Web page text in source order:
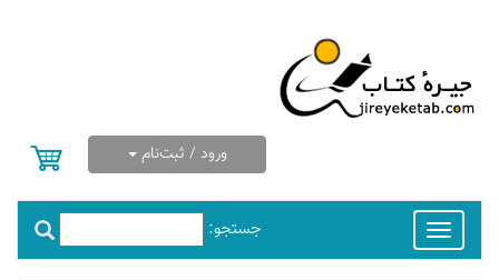
ورود / ثبت‌نام
جستجو:
Toggle
navigation